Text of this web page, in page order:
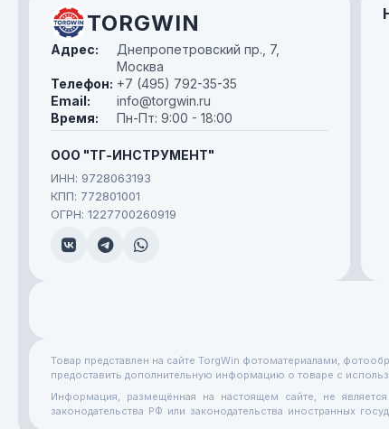
TORGWIN
Адрес:
Днепропетровский пр., 7,
Москва
Телефон: +7 (495) 792-35-35
Email:
info@torgwin.ru
Время:
Пн-Пт: 9:00 - 18:00
ООО "ТГ-ИНСТРУМЕНТ"
ИНН: 9728063193
КПП: 772801001
ОГРН: 1227700260919
Товар представлен на сайте TorgWin фотоматериалами,
предоставить дополнительную информацию о товаре с
Информация, размещённая на настоящем сайте, не
законодательства РФ или законодательства иностранных
исключительно информационный характер. Сведения на